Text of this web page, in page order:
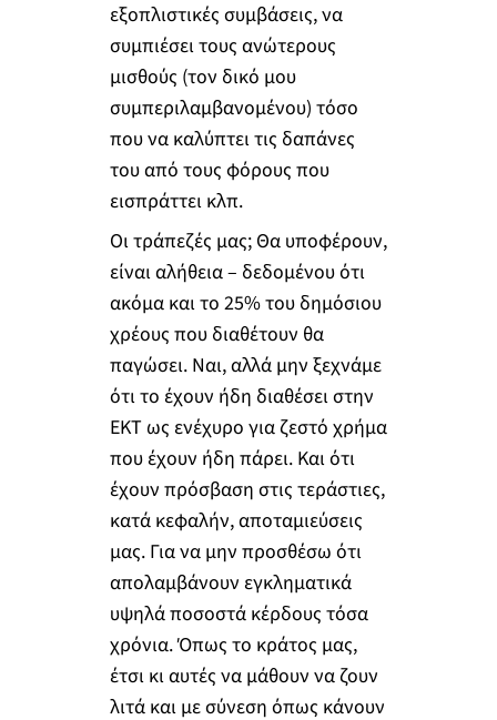
εξοπλιστικές συμβάσεις, να
συμπιέσει τους ανώτερους
μισθούς (τον δικό μου
συμπεριλαμβανομένου) τόσο
που να καλύπτει τις δαπάνες
του από τους φόρους που
εισπράττει κλπ.
Οι τράπεζές μας; Θα υποφέρουν,
είναι αλήθεια – δεδομένου ότι
ακόμα και το 25% του δημόσιου
χρέους που διαθέτουν θα
παγώσει. Ναι, αλλά μην ξεχνάμε
ότι το έχουν ήδη διαθέσει στην
ΕΚΤ ως ενέχυρο για ζεστό χρήμα
που έχουν ήδη πάρει. Και ότι
έχουν πρόσβαση στις τεράστιες,
κατά κεφαλήν, αποταμιεύσεις
μας. Για να μην προσθέσω ότι
απολαμβάνουν εγκληματικά
υψηλά ποσοστά κέρδους τόσα
χρόνια. Όπως το κράτος μας,
έτσι κι αυτές να μάθουν να ζουν
λιτά και με σύνεση όπως κάνουν